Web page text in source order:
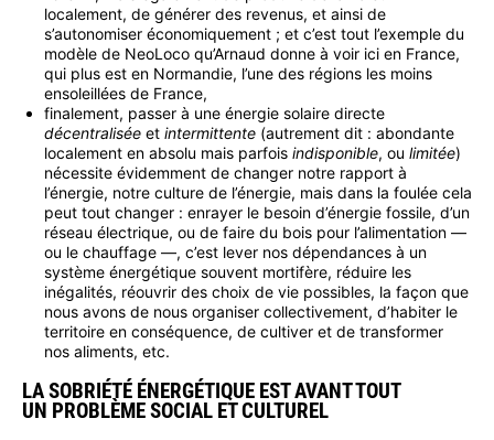
localement, de générer des revenus, et ainsi de
s’autonomiser économiquement ; et c’est tout l’exemple du
modèle de NeoLoco qu’Arnaud donne à voir ici en France,
qui plus est en Normandie, l’une des régions les moins
ensoleillées de France,
finalement, passer à une énergie solaire directe
décentralisée et intermittente (autrement dit : abondante
localement en absolu mais parfois indisponible, ou limitée)
nécessite évidemment de changer notre rapport à
l’énergie, notre culture de l’énergie, mais dans la foulée cela
peut tout changer : enrayer le besoin d’énergie fossile, d’un
réseau électrique, ou de faire du bois pour l’alimentation —
ou le chauffage —, c’est lever nos dépendances à un
système énergétique souvent mortifère, réduire les
inégalités, réouvrir des choix de vie possibles, la façon que
nous avons de nous organiser collectivement, d’habiter le
territoire en conséquence, de cultiver et de transformer
nos aliments, etc.
LA SOBRIÉTÉ ÉNERGÉTIQUE EST AVANT TOUT
UN PROBLÈME SOCIAL ET CULTUREL